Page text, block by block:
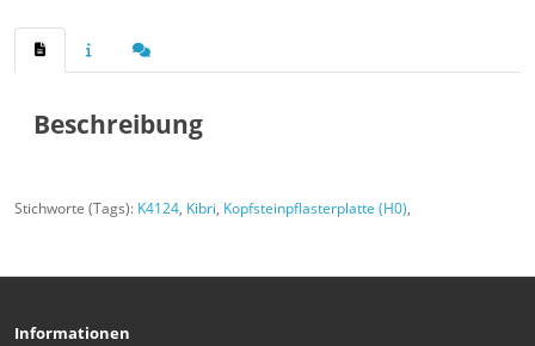
Beschreibung
Stichworte (Tags): K4124, Kibri, Kopfsteinpflasterplatte (H0),
Informationen